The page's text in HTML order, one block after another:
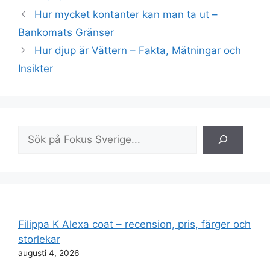
Hur mycket kontanter kan man ta ut –
Bankomats Gränser
Hur djup är Vättern – Fakta, Mätningar och
Insikter
Filippa K Alexa coat – recension, pris, färger och
storlekar
augusti 4, 2026